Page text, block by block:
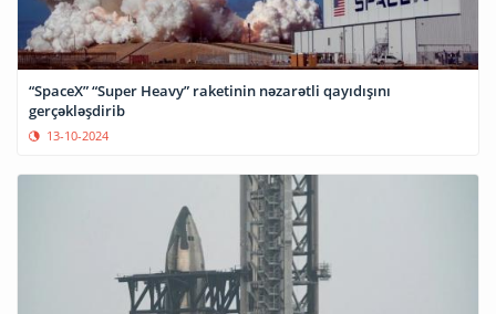
“SpaceX” “Super Heavy” raketinin nəzarətli qayıdışını
gerçəkləşdirib
13-10-2024